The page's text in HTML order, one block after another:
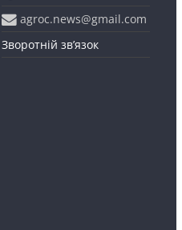
agroc.news@gmail.com
Зворотній зв’язок